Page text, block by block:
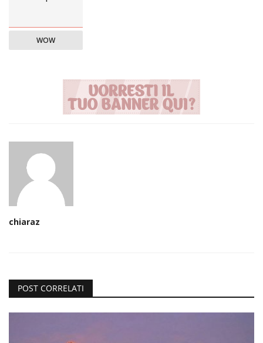
WOW
chiaraz
POST CORRELATI